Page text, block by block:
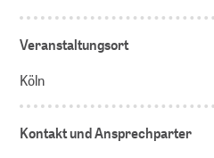
Veranstaltungsort
Köln
Kontakt und Ansprechparter